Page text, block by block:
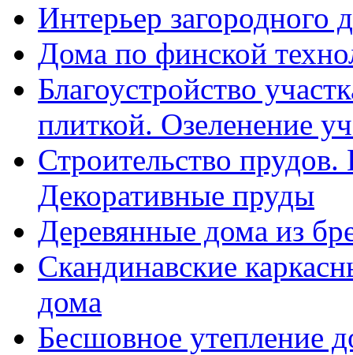
Интерьер загородного
Дома по финской
Благоустройство
плиткой. Озеленение
Строительство
Декоративные пруды
Деревянные дома из
Скандинавские
дома
Бесшовное утепление